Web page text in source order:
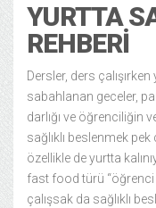
YURTTA
REHBERI
Dersler, ders
sabahlanan geceler,
darlığı ve öğrenciliğin
sağlıklı beslenmek
özellikle de yurtta
fast food türü “öğrenci
çalışsak da sağlıklı